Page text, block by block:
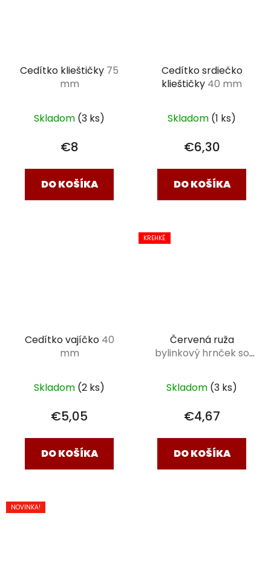
Cedítko klieštičky 75
mm
Skladom (3 ks)
€8
DO KOŠÍKA
Cedítko srdiečko
klieštičky 40 mm
Skladom (1 ks)
€6,30
DO KOŠÍKA
Cedítko vajíčko 40
mm
Skladom (2 ks)
€5,05
DO KOŠÍKA
KREHKÉ
Červená ruža
bylinkový hrnček so
Skladom (3 ks)
€4,67
DO KOŠÍKA
NOVINKA!